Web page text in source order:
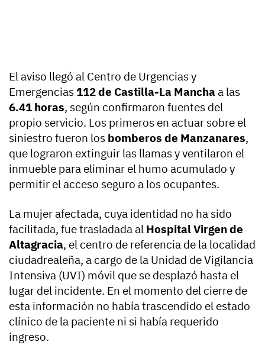
El aviso llegó al Centro de Urgencias y
Emergencias 112 de Castilla-La Manchaa las
6.41 horas, según confirmaron fuentes del
propio servicio. Los primeros en actuar sobre el
siniestro fueron los bomberos de Manzanares,
que lograron extinguir las llamas y ventilaron el
inmueble para eliminar el humo acumulado y
permitir el acceso seguro a los ocupantes.
La mujer afectada, cuya identidad no ha sido
facilitada, fue trasladada al Hospital Virgen de
Altagracia, el centro de referencia de la localidad
ciudadrealeña, a cargo de la Unidad de Vigilancia
Intensiva (UVI) móvil que se desplazó hasta el
lugar del incidente. En el momento del cierre de
esta información no había trascendido el estado
clínico de la paciente ni si había requerido
ingreso.